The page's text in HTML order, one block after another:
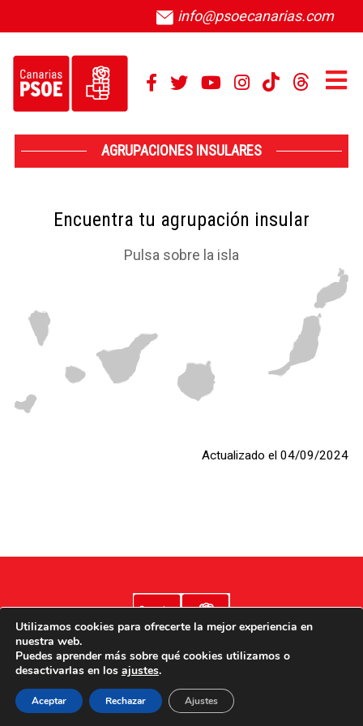
info@psoecanarias.com
AGRUPACIONES INSULARES
Encuentra tu agrupación insular
Pulsa sobre la isla
Actualizado el 04/09/2024
Aviso legal Poítica de cookies Política de privacidad
Utilizamos cookies para ofrecerte la mejor experiencia en
nuestra web.
Puedes aprender más sobre qué cookies utilizamos o
desactivarlas en los ajustes.
Aceptar Rechazar Ajustes